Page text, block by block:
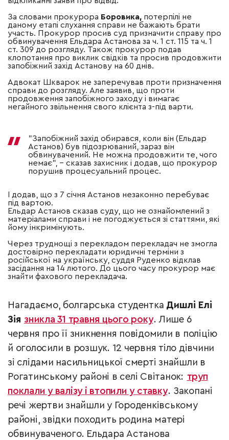
За словами прокурора Боровика, потерпілі не
даному етапі слухання справи не бажають брати
участь. Прокурор просив суд призначити справу про
обвинувачення Ельдара Астанова за ч. 1 ст. 115 та ч. 1
ст. 309 до розгляду. Також прокурор подав
клопотання про виклик свідків та просив продовжити
запобіжний захід Астанову на 60 днів.
Адвокат Шкварок не заперечував проти призначення
справи до розгляду. Але заявив, що проти
продовження запобіжного заходу і вимагає
негайного звільнення свого клієнта з-під варти.
"Запобіжний захід обирався, коли він (Ельдар
Астанов) був підозрюваний, зараз він
обвинувачений. Не можна продовжити те, чого
немає", – сказав захисник і додав, що прокурор
порушив процесуальний процес.
І додав, що з 7 січня Астанов незаконно перебуває
під вартою.
Ельдар Астанов сказав суду, що не ознайомлений з
матеріалами справи і не погоджується зі статтями, які
йому інкримінують.
Через труднощі з перекладом перекладач не змогла
достовірно перекладати юридичні терміни з
російської на українську, суддя Руденко відклав
засідання на 14 лютого. До цього часу прокурор має
знайти фахового перекладача.
Нагадаємо, болгарська студентка Дишлі Елі
Зія зникла 31 травня цього року. Лише 6
червня про її зникнення повідомили в поліцію
й оголосили в розшук. 12 червня тіло дівчини
зі слідами насильницької смерті знайшли в
Рогатинському районі в селі Світанок: труп
поклали у валізу і втопили у ставку. Закопані
речі жертви знайшли у Городенківському
районі, звідки походить родина матері
обвинуваченого. Ельдара Астанова